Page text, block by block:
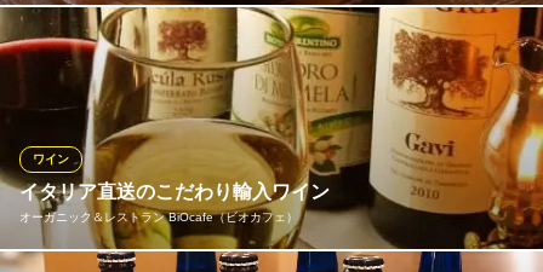
東京都渋谷区宇田川町16-14 パティオビル2F
南フランス出身のパルノ・ルカ氏がワイナリーより直接買い付け
たフランス産ワインを中心に、良質な銘柄を30種以上取り揃えて
おります。ボトル2,800円〜、グラス500円〜とリーズナブルに提
供しておりますので、色々な味を飲み比べてお気に入りの一杯を
探すのもオススメです♪
ワイン食堂がっと
ワインとフランス料理
京王井の頭線神泉駅 徒歩1分
イタリア直送のこだわり輸入ワイン
オーガニック＆レストラン BiOcafe（ビオカフェ）
ワイン